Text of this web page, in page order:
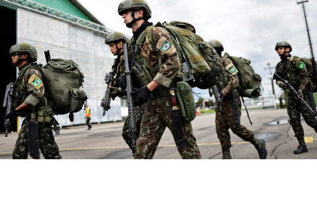
Este 7 de agosto, una vez más, la parroquia ubicada en
calle Moreno al 6700 seá epicentro de cientos de fieles
para acompañar al santo y renovar una tradición que
atraviesa generaciones.